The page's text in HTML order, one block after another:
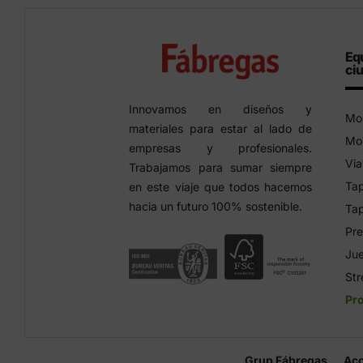
Innovamos en diseños y
materiales para estar al lado de
empresas y profesionales.
Trabajamos para sumar siempre
en este viaje que todos hacemos
hacia un futuro 100% sostenible.
Grup Fábregas